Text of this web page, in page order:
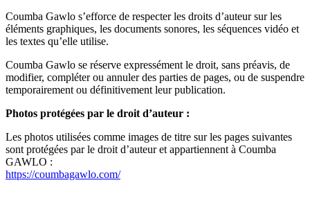
Coumba Gawlo s’efforce de respecter les droits d’auteur sur les
éléments graphiques, les documents sonores, les séquences vidéo et
les textes qu’elle utilise.
Coumba Gawlo se réserve expressément le droit, sans préavis, de
modifier, compléter ou annuler des parties de pages, ou de suspendre
temporairement ou définitivement leur publication.
Photos protégées par le droit d’auteur :
Les photos utilisées comme images de titre sur les pages suivantes
sont protégées par le droit d’auteur et appartiennent à Coumba
GAWLO :
https://coumbagawlo.com/